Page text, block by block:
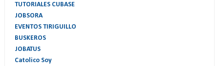
TUTORIALES CUBASE
JOBSORA
EVENTOS TIRIGUILLO
BUSKEROS
JOBATUS
Catolico Soy